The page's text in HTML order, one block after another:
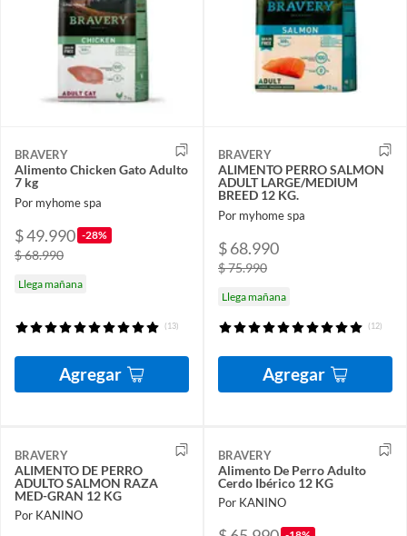
BRAVERY
Alimento Chicken Gato Adulto
7 kg
Por myhome spa
$ 49.990 -28%
$ 68.990
Llega mañana
(13)
Agregar
BRAVERY
ALIMENTO PERRO SALMON
ADULT LARGE/MEDIUM
BREED 12 KG.
Por myhome spa
$ 68.990
$ 75.990
Llega mañana
(12)
Agregar
BRAVERY
ALIMENTO DE PERRO
ADULTO SALMON RAZA
MED-GRAN 12 KG
Por KANINO
BRAVERY
Alimento De Perro Adulto
Cerdo Ibérico 12 KG
Por KANINO